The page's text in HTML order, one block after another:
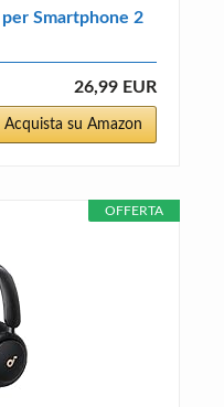
Smartphone 2
26,99 EUR
Acquista su Amazon
OFFERTA